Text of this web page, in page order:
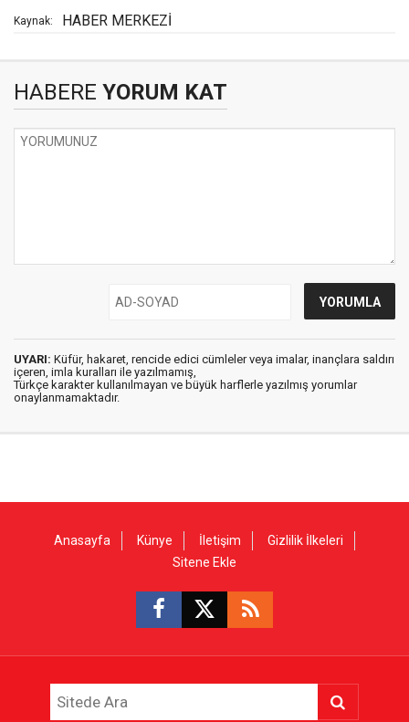
Kaynak: HABER MERKEZİ
HABERE YORUM KAT
UYARI: Küfür, hakaret, rencide edici cümleler veya imalar, inançlara saldırı
içeren, imla kuralları ile yazılmamış,
Türkçe karakter kullanılmayan ve büyük harflerle yazılmış yorumlar
onaylanmamaktadır.
Anasayfa Künye İletişim
Gizlilik İlkeleri
Sitene Ekle